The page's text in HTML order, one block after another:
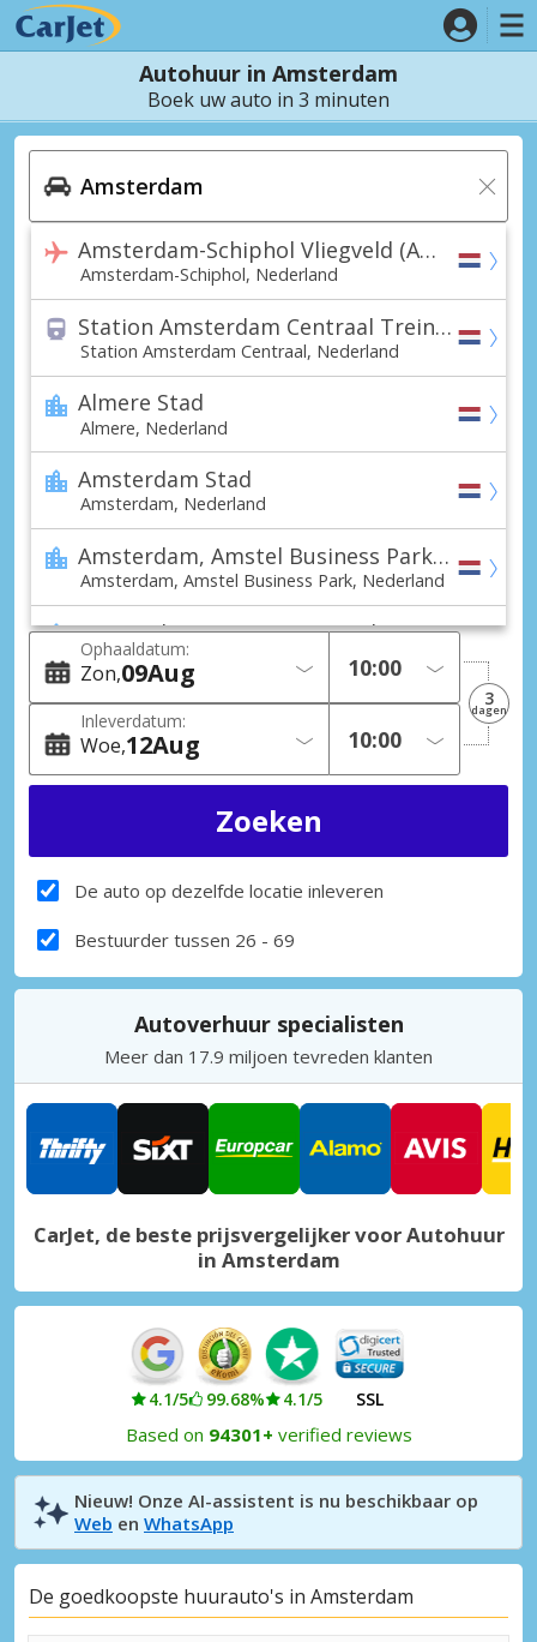
Autohuur in Amsterdam
Boek uw auto in 3 minuten
Amsterdam-Schiphol Vliegveld (AMS)
Amsterdam-Schiphol, Nederland
Station Amsterdam Centraal Treinstation
Station Amsterdam Centraal, Nederland
Almere Stad
Almere, Nederland
Amsterdam Stad
Amsterdam, Nederland
Amsterdam, Amstel Business Park Stad
Amsterdam, Amstel Business Park, Nederland
Amsterdam, Westpoort Stad
Amsterdam, Westpoort, Nederland
Amsterdam, Zuideramstel Stad
Amsterdam, Zuideramstel, Nederland
Amsterdam, Zuidoost Stad
Amsterdam, Zuidoost, Nederland
Emmen Stad
Emmen, Nederland
Heerenveen Stad
Heerhugowaard Stad
Heerhugowaard, Nederland
Nijmegen Stad
Nijmegen, Nederland
Rozenburg Stad
Rozenburg, Nederland
Ophaaldatum:
Zon 09Aug
Inleverdatum:
Woe 12Aug
3
dagen
De auto op dezelfde locatie inleveren
Bestuurder tussen 26 - 69
Autoverhuur specialisten
Meer dan 17.9 miljoen tevreden klanten
CarJet, de beste prijsvergelijker voor Autohuur
in Amsterdam
4.1/5 99.68% 4.1/5 SSL
Based on 94301+ verified reviews
Nieuw! Onze AI-assistent is nu beschikbaar op
Web en WhatsApp
De goedkoopste huurauto's in Amsterdam